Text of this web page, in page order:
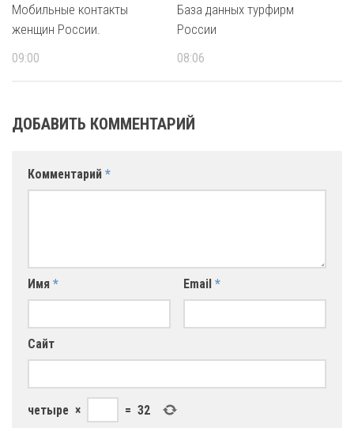
Мобильные контакты
женщин России.
09:00
База данных турфирм
России
08:06
ДОБАВИТЬ КОММЕНТАРИЙ
Комментарий *
Имя * Email *
Сайт
четыре × = 32